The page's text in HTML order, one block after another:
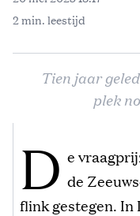
2 min. leestijd
Tien jaar
plek
D e
de
flink gestegen. In